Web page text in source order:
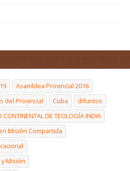
Asamblea Provincial 2016
del Provincial Cuba
difuntos
CONTINENTAL DE TEOLOGÍA INDIA
Misión Compartida
Misión